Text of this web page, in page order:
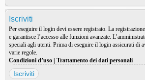
Iscriviti
Per eseguire il login devi essere registrato. La
e garantisce l’accesso alle funzioni avanzate.
speciali agli utenti. Prima di eseguire il login assicurati di
varie regole.
Condizioni d’uso
Trattamento dei dati personali
Iscriviti